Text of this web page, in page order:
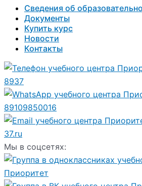
Сведения об
Документы
Купить курс
Новости
Контакты
8937
89109850016
37.ru
Мы в соцсетях: